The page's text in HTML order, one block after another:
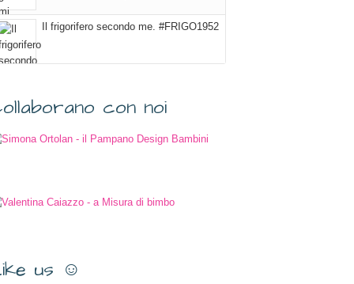
Il frigorifero secondo me. #FRIGO1952
con noi
us ☺